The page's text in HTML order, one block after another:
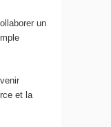
un
et la